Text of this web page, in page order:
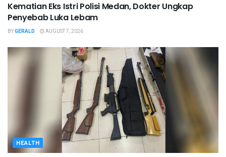
Kematian Eks Istri Polisi Medan, Dokter Ungkap
Penyebab Luka Lebam
BYGERALD AUGUST 7, 2026
HEALTH